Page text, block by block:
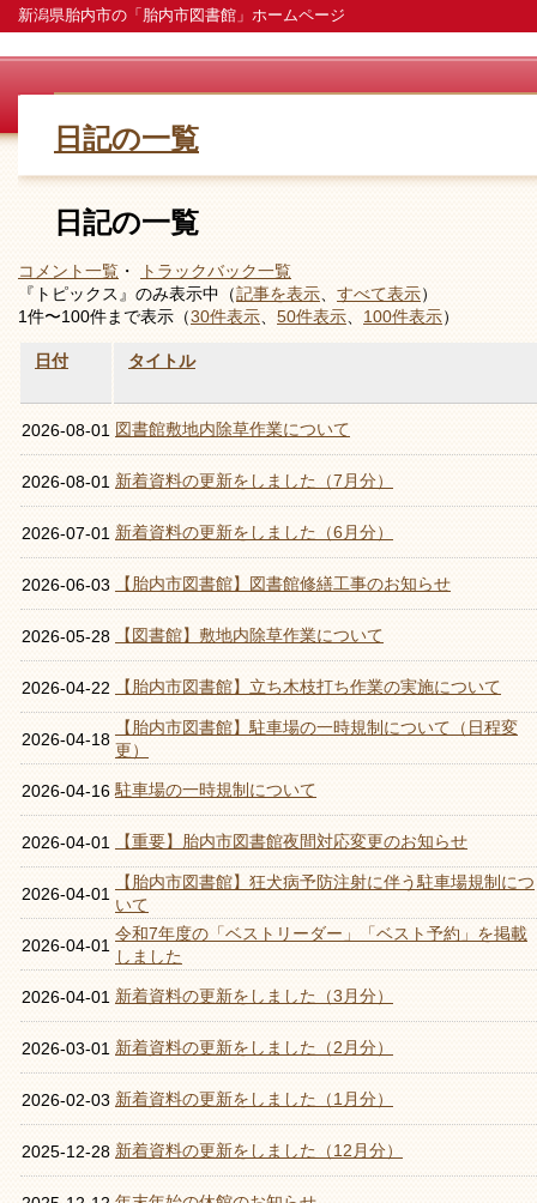
新潟県胎内市の「胎内市図書館」ホームページ
日記の一覧
日記の一覧
コメント一覧 ・
トラックバック一覧
『トピックス』のみ表示中（記事を表示 すべて表示）
1件〜100件まで表示（30件表示 50件表示 100件表示）
日付 タイトル
2026-08-01 図書館敷地内除草作業について
2026-08-01 新着資料の更新をしました（7月分）
2026-07-01 新着資料の更新をしました（6月分）
2026-06-03 【胎内市図書館】図書館修繕工事のお知らせ
2026-05-28 【図書館】敷地内除草作業について
2026-04-22 【胎内市図書館】立ち木枝打ち作業の実施について
2026-04-18
【胎内市図書館】駐車場の一時規制について（日程変
更）
2026-04-16 駐車場の一時規制について
2026-04-01 【重要】胎内市図書館夜間対応変更のお知らせ
2026-04-01
【胎内市図書館】狂犬病予防注射に伴う駐車場規制につ
いて
2026-04-01
令和7年度の「ベストリーダー」「ベスト予約」を掲載
しました
2026-04-01 新着資料の更新をしました（3月分）
2026-03-01 新着資料の更新をしました（2月分）
2026-02-03 新着資料の更新をしました（1月分）
2025-12-28 新着資料の更新をしました（12月分）